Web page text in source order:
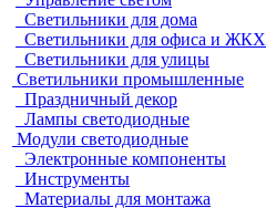
Светильники для дома
Светильники для офиса и ЖКХ
Светильники для улицы
Светильники промышленные
Праздничный декор
Лампы светодиодные
Модули светодиодные
Электронные компоненты
Инструменты
Материалы для монтажа